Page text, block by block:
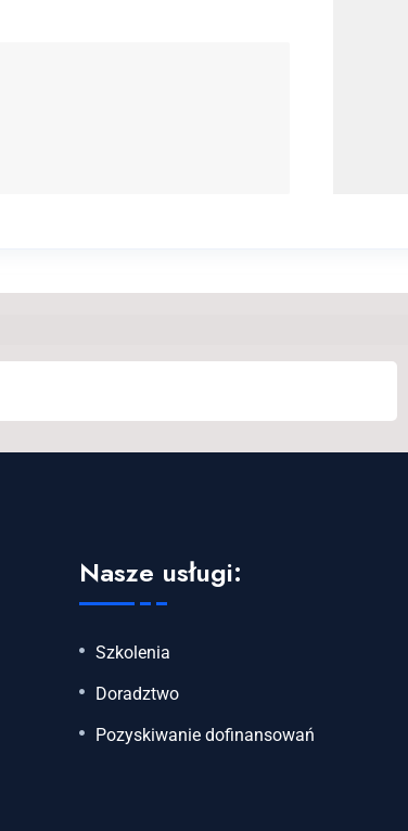
Nasze usługi:
Szkolenia
Doradztwo
Pozyskiwanie dofinansowań